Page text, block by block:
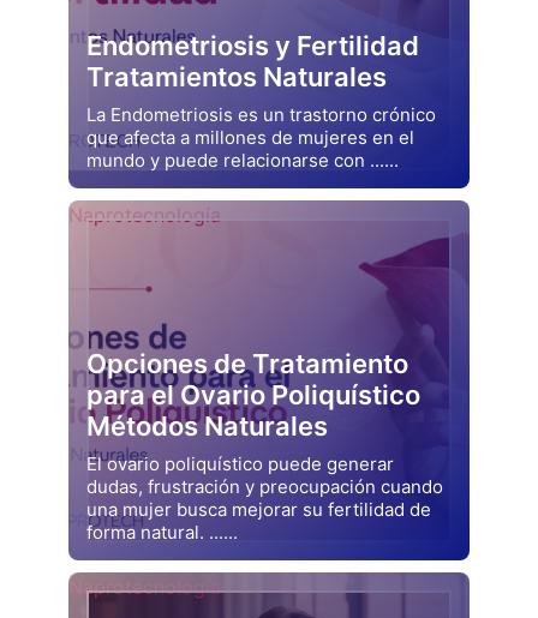
Endometriosis y Fertilidad
Tratamientos Naturales
La Endometriosis es un trastorno crónico
que afecta a millones de mujeres en el
mundo y puede relacionarse con ......
Drjluquerna
Opciones de Tratamiento
para el Ovario Poliquístico
Métodos Naturales
El ovario poliquístico puede generar
dudas, frustración y preocupación cuando
una mujer busca mejorar su fertilidad de
forma natural. ......
Drjluquerna
Naprotecnología
Naprotecnología